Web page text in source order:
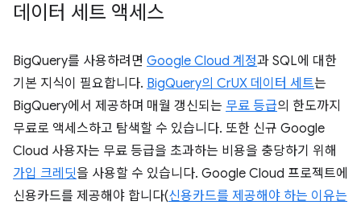
데이터 세트 액세스
BigQuery를 사용하려면 Google Cloud 계정과 SQL에 대한
기본 지식이 필요합니다. BigQuery의 CrUX 데이터 세트는
BigQuery에서 제공하며 매월 갱신되는 무료 등급의 한도까지
무료로 액세스하고 탐색할 수 있습니다. 또한 신규 Google
Cloud 사용자는 무료 등급을 초과하는 비용을 충당하기 위해
가입 크레딧을 사용할 수 있습니다. Google Cloud 프로젝트에
신용카드를 제공해야 합니다(신용카드를 제공해야 하는 이유는